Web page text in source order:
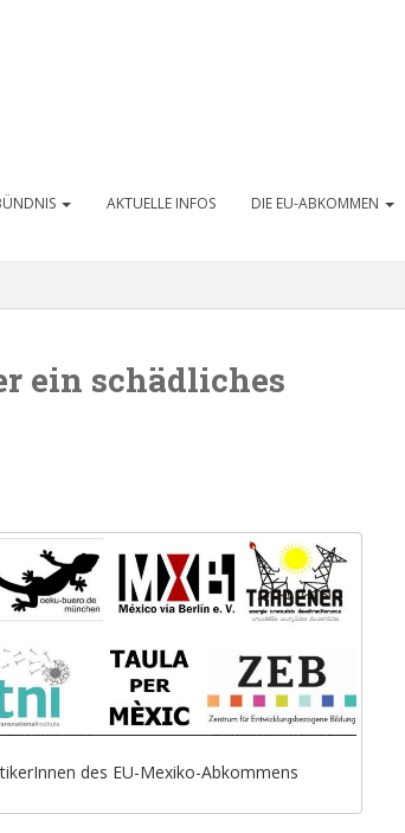
AKTUELLE INFOS DIE EU-ABKOMMEN
ein schädliches
des EU-Mexiko-Abkommens